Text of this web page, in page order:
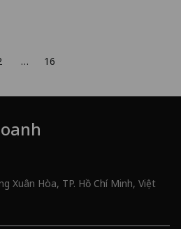
… 16
Xuân Hòa, TP. Hồ Chí Minh, Việt